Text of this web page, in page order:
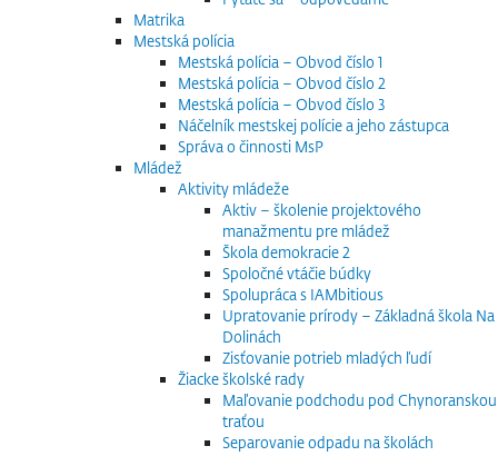
Matrika
Mestská polícia
Mestská polícia – Obvod číslo 1
Mestská polícia – Obvod číslo 2
Mestská polícia – Obvod číslo 3
Náčelník mestskej polície a jeho zástupca
Správa o činnosti MsP
Mládež
Aktivity mládeže
Aktiv – školenie projektového
manažmentu pre mládež
Škola demokracie 2
Spoločné vtáčie búdky
Spolupráca s IAMbitious
Upratovanie prírody – Základná škola Na
Dolinách
Zisťovanie potrieb mladých ľudí
Žiacke školské rady
Maľovanie podchodu pod Chynoranskou
traťou
Separovanie odpadu na školách